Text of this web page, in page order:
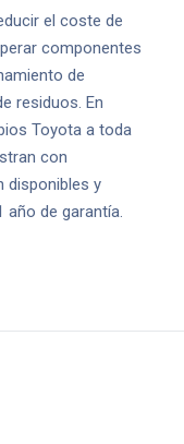
el coste de
componentes
de
residuos. En
Toyota a toda
con
disponibles y
de garantía.